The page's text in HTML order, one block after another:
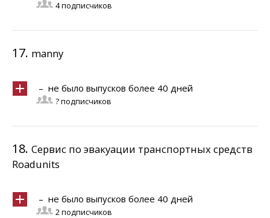
4 подписчиков
17. manny
– не было выпусков более 40 дней
? подписчиков
18. Сервис по эвакуации транспортных средств
Roadunits
– не было выпусков более 40 дней
2 подписчиков